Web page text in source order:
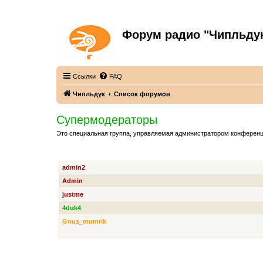
Форум радио
Ссылки FAQ
Чипльдук Список форумов
Супермодераторы
Это специальная группа, управляемая администратором
admin2
Admin
justme
4duk4
Gnus_mumrik